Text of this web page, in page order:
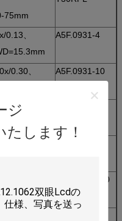
ジ
します！
75mm
0.13、
A5F.0931-4
0.30、
A5F.0931-10
0.50、
A5F.0931-40
A5F.0931-100
野のスライ